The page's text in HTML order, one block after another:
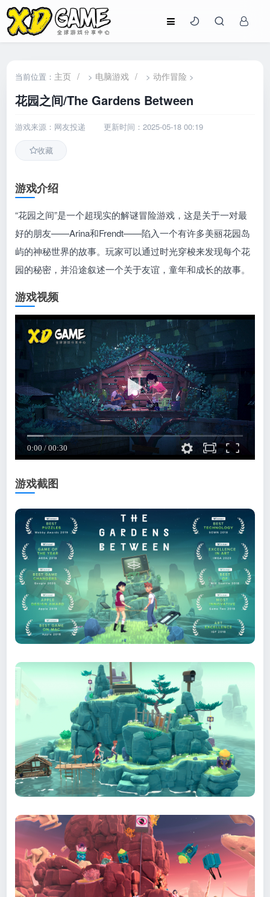
当前位置： 主页 / > 电脑游戏 / >动作冒险 >
花园之间/The Gardens Between
游戏来源：网友投递 更新时间：2025-05-18 00:19
收藏
游戏介绍
“花园之间”是一个超现实的解谜冒险游戏，这是关于一对最
好的朋友——Arina和Frendt——陷入一个有许多美丽花园岛
屿的神秘世界的故事。玩家可以通过时光穿梭来发现每个花
园的秘密，并沿途叙述一个关于友谊，童年和成长的故事。
游戏视频
游戏截图